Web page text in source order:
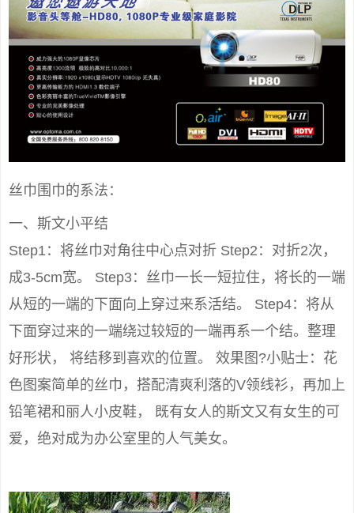
丝巾围巾的系法：
一、斯文小平结
Step1：将丝巾对角往中心点对折 Step2：对折2次，
成3-5cm宽。 Step3：丝巾一长一短拉住，将长的一端
从短的一端的下面向上穿过来系活结。 Step4：将从
下面穿过来的一端绕过较短的一端再系一个结。整理
好形状， 将结移到喜欢的位置。 效果图?小贴士：花
色图案简单的丝巾，搭配清爽利落的V领线衫，再加上
铅笔裙和丽人小皮鞋， 既有女人的斯文又有女生的可
爱，绝对成为办公室里的人气美女。